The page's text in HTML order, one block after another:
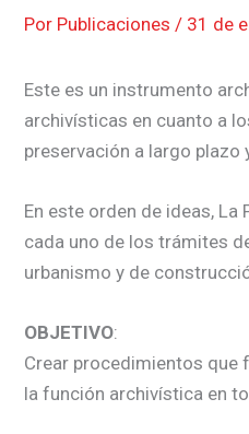
Por Publicaciones / 31 de
Este es un instrumento
archivísticas en cuanto a
preservación a largo plazo
En este orden de ideas,
cada uno de los trámites
urbanismo y de
OBJETIVO:
Crear procedimientos que
la función archivística en